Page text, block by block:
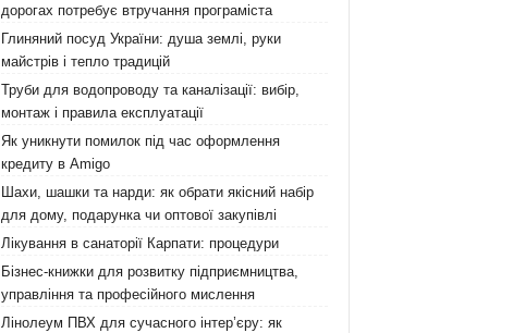
дорогах потребує втручання програміста
Глиняний посуд України: душа землі, руки
майстрів і тепло традицій
Труби для водопроводу та каналізації: вибір,
монтаж і правила експлуатації
Як уникнути помилок під час оформлення
кредиту в Amigo
Шахи, шашки та нарди: як обрати якісний набір
для дому, подарунка чи оптової закупівлі
Лікування в санаторії Карпати: процедури
Бізнес-книжки для розвитку підприємництва,
управління та професійного мислення
Лінолеум ПВХ для сучасного інтер’єру: як